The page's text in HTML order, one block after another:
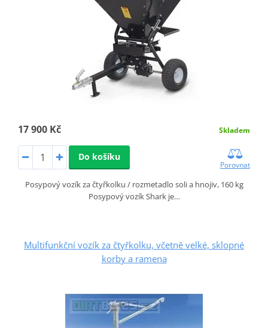
17 900 Kč Skladem
Do košíku
Porovnat
Posypový vozík za čtyřkolku / rozmetadlo soli a hnojiv, 160 kg
Posypový vozík Shark je…
Multifunkční vozík za čtyřkolku, včetně velké, sklopné
korby a ramena